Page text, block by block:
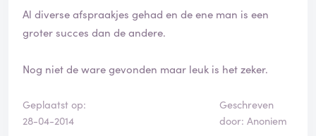
Al diverse afspraakjes gehad en de ene man is een
groter succes dan de andere.
Nog niet de ware gevonden maar leuk is het zeker.
Geplaatst op:
28-04-2014
Geschreven
door: Anoniem